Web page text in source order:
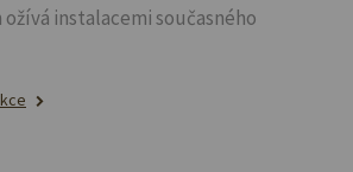
instalacemi současného